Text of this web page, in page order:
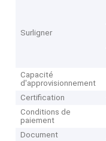
Surligner
Capacité
d'approvisionnement
Certification
Conditions de
paiement
Document